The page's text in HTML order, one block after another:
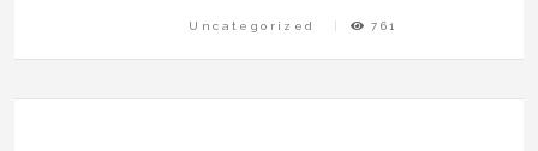
Uncategorized 761